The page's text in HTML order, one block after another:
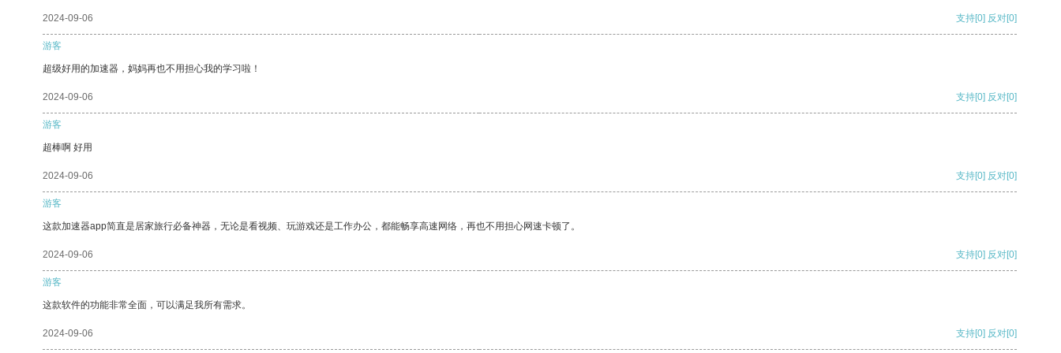
2024-09-06 支持[0] 反对[0]
游客
超级好用的加速器，妈妈再也不用担心我的学习啦！
2024-09-06 支持[0] 反对[0]
游客
超棒啊 好用
2024-09-06 支持[0] 反对[0]
游客
这款加速器app简直是居家旅行必备神器，无论是看视频、玩游戏还是工作办公，都能畅享高速网络，再也不用担心网速卡顿了。
2024-09-06 支持[0] 反对[0]
游客
这款软件的功能非常全面，可以满足我所有需求。
2024-09-06 支持[0] 反对[0]